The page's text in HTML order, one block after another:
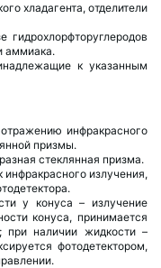
хладагента, отделители
аммиака.
к указанным
инфракрасного
призмы.
стеклянная призма.
инфракрасного излучения,
у конуса – излучение
конуса, принимается
при наличии жидкости –
фотодетектором,